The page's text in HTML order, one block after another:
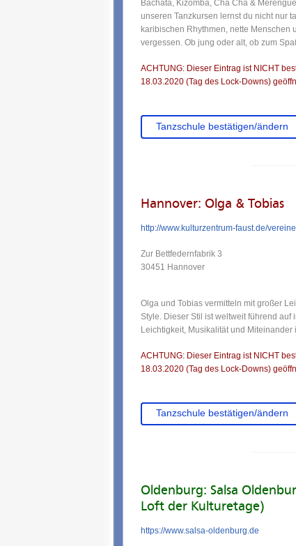
Bachata, Kizomba, Cha Cha &
unseren Tanzkursen lernst du nicht nur
karibischen Rhythmen, nette Menschen
vergessen. Ob jung oder alt, ob zum
ACHTUNG: Dieser Eintrag ist NICHT
18.03.2020 (Tag des Lock-Downs)
Tanzschule bestätigen/ändern
Hannover: Olga & Tobias
http://www.kulturzentrum-faust.de/
Zur Bettfedernfabrik 3
30451 Hannover
Olga und Tobias vermitteln mit großer
Style. Dieser Stil ist weltweit führend
Leichtigkeit, Musikalität und Miteinander
ACHTUNG: Dieser Eintrag ist NICHT
18.03.2020 (Tag des Lock-Downs)
Tanzschule bestätigen/ändern
Oldenburg: Salsa
Loft der Kulturetage)
https://www.salsa-oldenburg.de